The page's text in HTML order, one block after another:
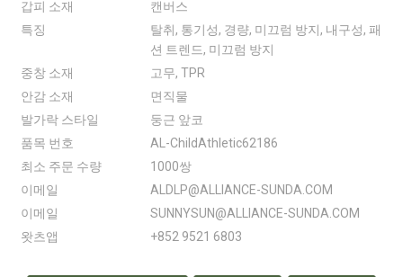
갑피 소재
캔버스
특징
탈취, 통기성, 경량, 미끄럼 방지, 내구성, 패
션 트렌드, 미끄럼 방지
중창 소재
고무, TPR
안감 소재
면직물
발가락 스타일
둥근 앞코
품목 번호
AL-ChildAthletic62186
최소 주문 수량
1000쌍
이메일
ALDLP@ALLIANCE-SUNDA.COM
이메일
SUNNYSUN@ALLIANCE-SUNDA.COM
왓츠앱
+852 9521 6803